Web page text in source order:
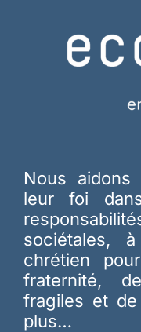
Nous
leur foi
sociétales,
chrétien
fraternité,
fragiles et
plus…